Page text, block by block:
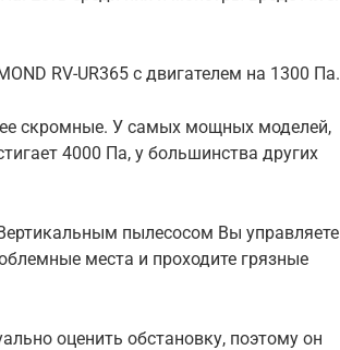
RV-UR365 с двигателем на 1300 Па.
скромные. У самых мощных моделей,
4000 Па, у большинства других
пылесосом Вы управляете
места и проходите грязные
оценить обстановку, поэтому он